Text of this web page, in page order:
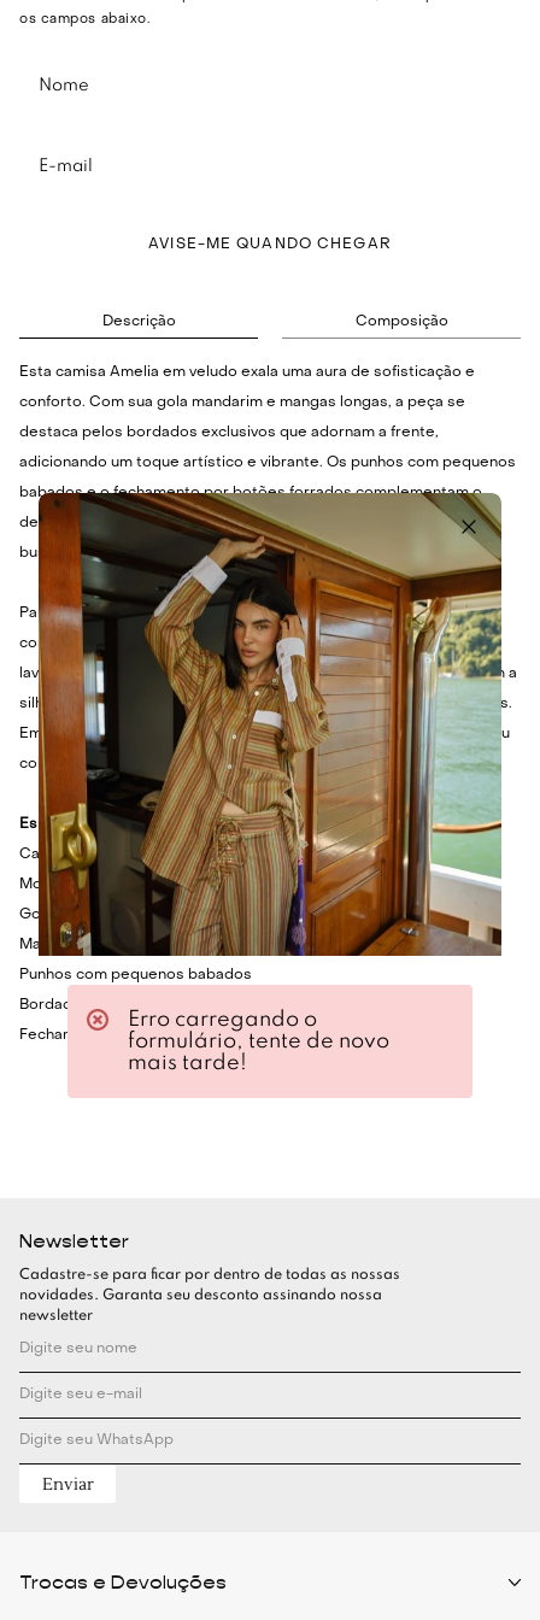
os campos abaixo.
AVISE-ME QUANDO CHEGAR
Descrição Composição
Esta camisa Amelia em veludo exala uma aura de sofisticação e
conforto. Com sua gola mandarim e mangas longas, a peça se
destaca pelos bordados exclusivos que adornam a frente,
adicionando um toque artístico e vibrante. Os punhos com pequenos
babados e o fechamento por botões forrados complementam o
design, conferindo um visual delicado e marcante. Ideal para quem
busca uma peça com personalidade e um toque suave ao vestir.
Para um visual que transita entre o sofisticado e o despojado,
combine a camisa de veludo com calças de alfaiataria ou jeans de
lavagem escura. Nos pés, botas de cano curto ou scarpins alongam a
silhueta, enquanto para um toque mais casual, mocassins são ideais.
Em dias mais frescos, uma sobreposição com blazer estruturado ou
colete de pelo sintético eleva a produção com elegância.
Especificações Técnicas
Camisa em veludo
Modelagem reta
Gola mandarim
Mangas longas
Punhos com pequenos babados
Bordados exclusivos florais no busto
Fechamento frontal por botões forrados
Newsletter
Cadastre-se para ficar por dentro de todas as nossas
novidades. Garanta seu desconto assinando nossa
newsletter
Enviar
Trocas e Devoluções
Erro carregando o
formulário, tente de novo
mais tarde!